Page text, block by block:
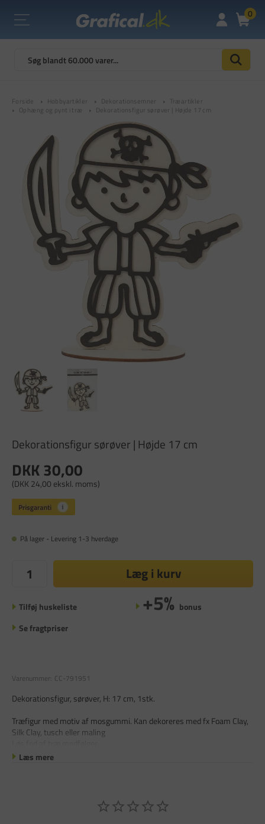
0
Forside Hobbyartikler Dekorationsemner
Træartikler
Ophæng og pynt i træ
Dekorationsfigur sørøver | Højde 17 cm
Dekorationsfigur sørøver | Højde 17 cm
DKK 30,00
(DKK 24,00 ekskl. moms)
På lager - Levering 1-3 hverdage
Læg i kurv
Tilføj huskeliste +5% bonus
Se fragtpriser
Varenummer: CC-791951
Dekorationsfigur, sørøver, H: 17 cm, 1stk.
Træfigur med motiv af mosgummi. Kan dekoreres med fx Foam Clay,
Silk Clay, tusch eller maling
Læs mere